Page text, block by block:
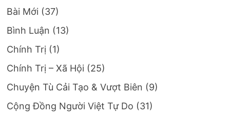
Bài Mới (37)
Bình Luận (13)
Chính Trị (1)
Chính Trị – Xã Hội (25)
Chuyện Tù Cải Tạo & Vượt Biên (9)
Cộng Đồng Người Việt Tự Do (31)